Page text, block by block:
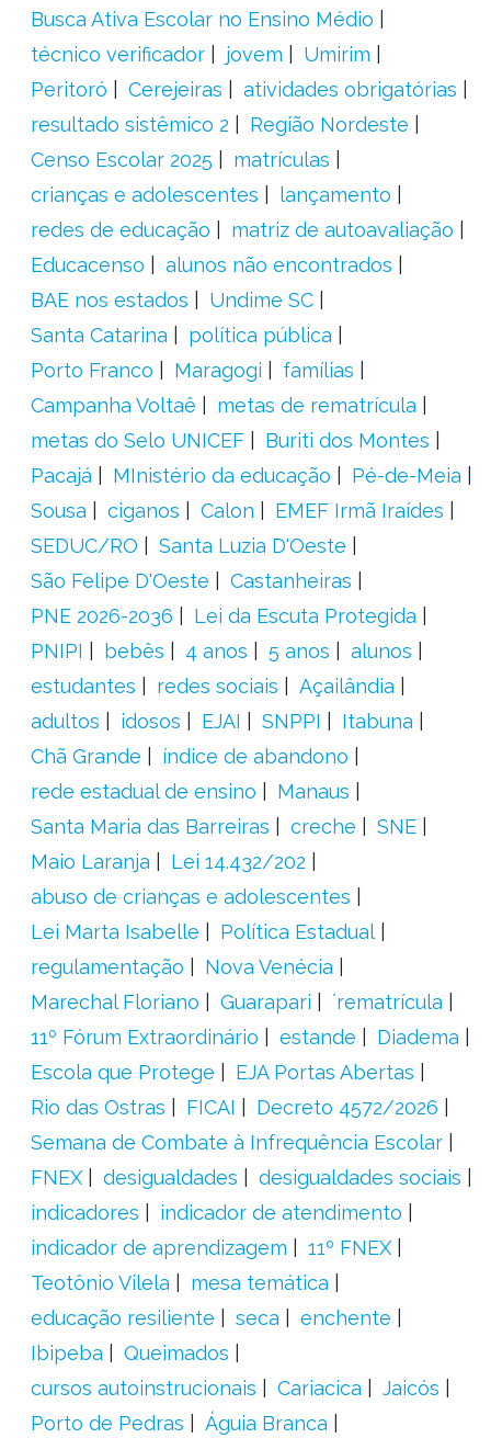
Busca Ativa Escolar no Ensino Médio
técnico verificador
jovem
Umirim
Peritoró
Cerejeiras
atividades obrigatórias
resultado sistêmico 2
Região Nordeste
Censo Escolar 2025
matrículas
crianças e adolescentes
lançamento
redes de educação
matriz de autoavaliação
Educacenso
alunos não encontrados
BAE nos estados
Undime SC
Santa Catarina
política pública
Porto Franco
Maragogi
famílias
Campanha Voltaê
metas de rematrícula
metas do Selo UNICEF
Buriti dos Montes
Pacajá
MInistério da educação
Pé-de-Meia
Sousa
ciganos Calon
EMEF Irmã Iraídes
SEDUC/RO
Santa Luzia D'Oeste
São Felipe D'Oeste
Castanheiras
PNE 2026-2036
Lei da Escuta Protegida
PNIPI
bebês 4 anos 5 anos
alunos
estudantes
redes sociais
Açailândia
adultos
idosos EJAI SNPPI
Itabuna
Chã Grande
índice de abandono
rede estadual de ensino
Manaus
Santa Maria das Barreiras
creche
SNE
Maio Laranja
Lei 14.432/202
abuso de crianças e adolescentes
Lei Marta Isabelle
Política Estadual
regulamentação
Nova Venécia
Marechal Floriano
Guarapari
´rematrícula
11º Fórum Extraordinário
estande
Diadema
Escola que Protege
EJA Portas Abertas
Rio das Ostras
FICAI
Decreto 4572/2026
Semana de Combate à Infrequência Escolar
FNEX
desigualdades
desigualdades sociais
indicadores
indicador de atendimento
indicador de aprendizagem
11º FNEX
Teotônio Vilela
mesa temática
educação resiliente
seca
enchente
Ibipeba
Queimados
cursos autoinstrucionais
Cariacica
Jaicós
Porto de Pedras
Águia Branca